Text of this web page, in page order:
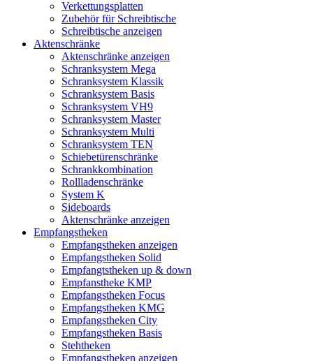
Verkettungsplatten
Zubehör für Schreibtische
Schreibtische anzeigen
Aktenschränke
Aktenschränke anzeigen
Schranksystem Mega
Schranksystem Klassik
Schranksystem Basis
Schranksystem VH9
Schranksystem Master
Schranksystem Multi
Schranksystem TEN
Schiebetürenschränke
Schrankkombination
Rollladenschränke
System K
Sideboards
Aktenschränke anzeigen
Empfangstheken
Empfangstheken anzeigen
Empfangstheken Solid
Empfangtstheken up & down
Empfanstheke KMP
Empfangstheken Focus
Empfangstheken KMG
Empfangstheken City
Empfangstheken Basis
Stehtheken
Empfangstheken anzeigen